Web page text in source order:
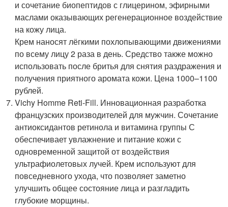
и сочетание биопептидов с глицерином, эфирными
маслами оказывающих регенерационное воздействие
на кожу лица.
Крем наносят лёгкими похлопывающими движениями
по всему лицу 2 раза в день. Средство также можно
использовать после бритья для снятия раздражения и
получения приятного аромата кожи. Цена 1000–1100
рублей.
Vichy Homme Reti-Fill. Инновационная разработка
французских производителей для мужчин. Сочетание
антиоксидантов ретинола и витамина группы С
обеспечивает увлажнение и питание кожи с
одновременной защитой от воздействия
ультрафиолетовых лучей. Крем используют для
повседневного ухода, что позволяет заметно
улучшить общее состояние лица и разгладить
глубокие морщины.